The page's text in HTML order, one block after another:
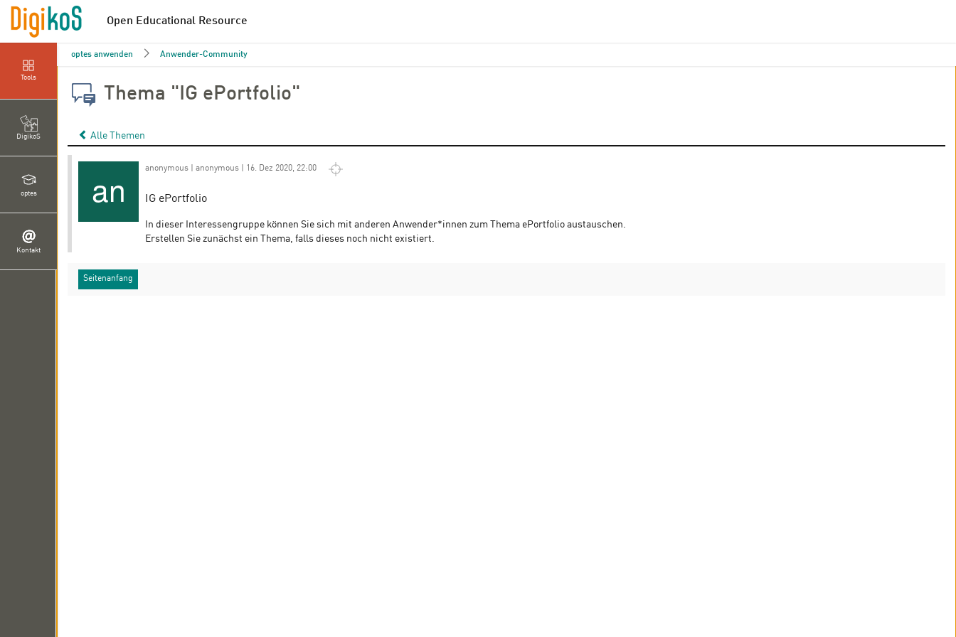
Open Educational Resource
Tools
DigikoS
optes
Kontakt
optes anwenden Anwender-Community
Thema "IG ePortfolio"
Alle Themen
anonymous | anonymous | 16. Dez 2020, 22:00
IG ePortfolio
In dieser Interessengruppe können Sie sich mit anderen Anwender*innen zum Thema ePortfolio austauschen.
Erstellen Sie zunächst ein Thema, falls dieses noch nicht existiert.
Seitenanfang